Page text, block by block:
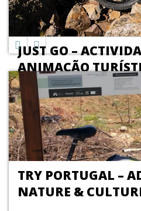
JUST GO –
ANIMAÇÃO
TRY PORTUGAL –
NATURE &